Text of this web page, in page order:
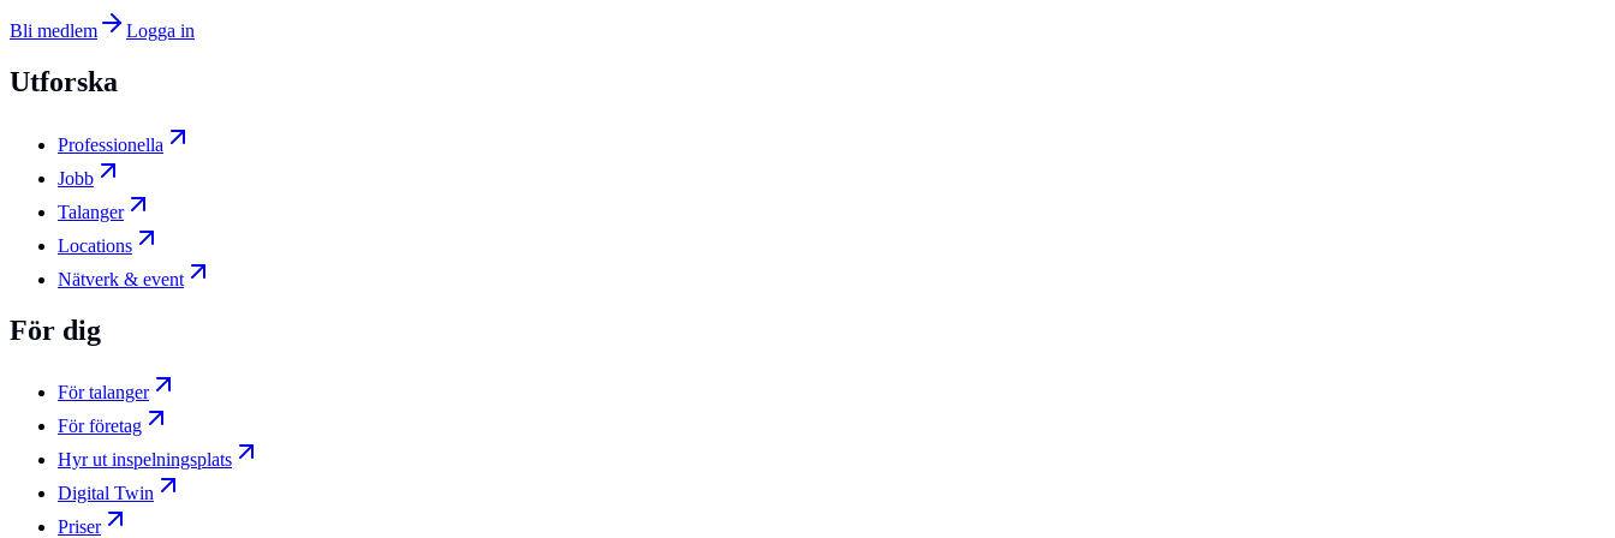
Bli medlem Logga in
Utforska
Professionella
Jobb
Talanger
Locations
Nätverk & event
För dig
För talanger
För företag
Hyr ut inspelningsplats
Digital Twin
Priser